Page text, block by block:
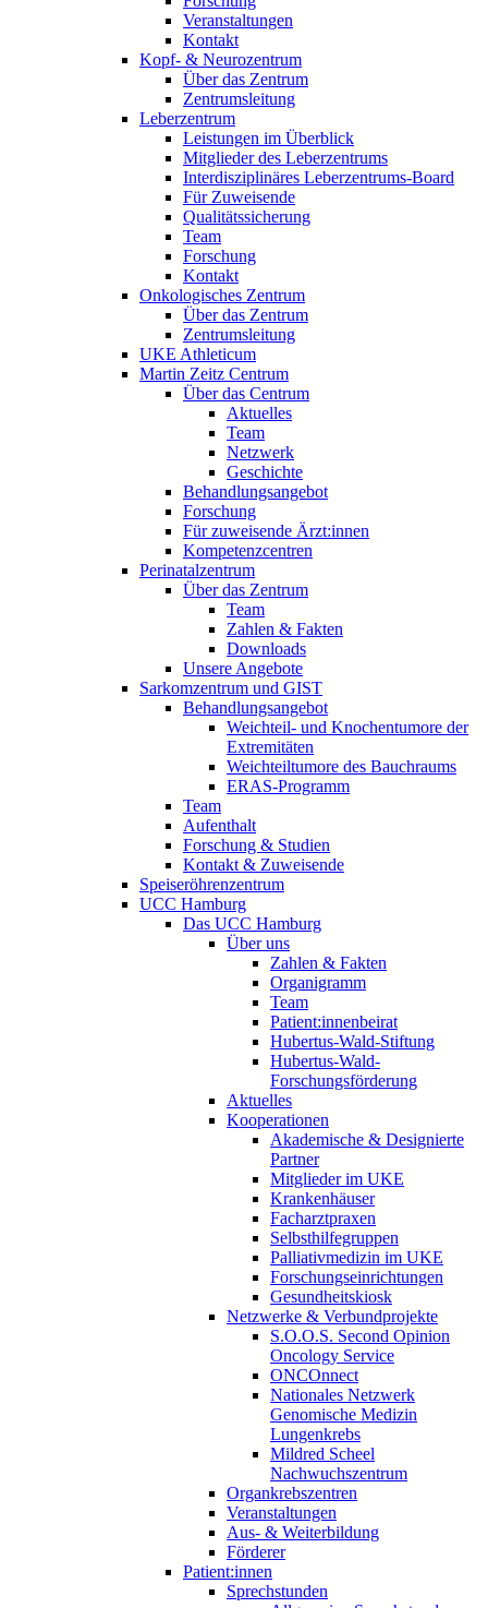
Veranstaltungen
Kontakt
Kopf- & Neurozentrum
Über das Zentrum
Zentrumsleitung
Leberzentrum
Leistungen im Überblick
Mitglieder des Leberzentrums
Interdisziplinäres Leberzentrums-Board
Für Zuweisende
Qualitätssicherung
Team
Forschung
Kontakt
Onkologisches Zentrum
Über das Zentrum
Zentrumsleitung
UKE Athleticum
Martin Zeitz Centrum
Über das Centrum
Aktuelles
Team
Netzwerk
Geschichte
Behandlungsangebot
Forschung
Für zuweisende Ärzt:innen
Kompetenzcentren
Perinatalzentrum
Über das Zentrum
Team
Zahlen & Fakten
Downloads
Unsere Angebote
Sarkomzentrum und GIST
Behandlungsangebot
Weichteil- und Knochentumore der
Extremitäten
Weichteiltumore des Bauchraums
ERAS-Programm
Team
Aufenthalt
Forschung & Studien
Kontakt & Zuweisende
Speiseröhrenzentrum
UCC Hamburg
Das UCC Hamburg
Über uns
Zahlen & Fakten
Organigramm
Team
Patient:innenbeirat
Hubertus-Wald-Stiftung
Hubertus-Wald-
Forschungsförderung
Aktuelles
Kooperationen
Akademische & Designierte
Partner
Mitglieder im UKE
Krankenhäuser
Facharztpraxen
Selbsthilfegruppen
Palliativmedizin im UKE
Forschungseinrichtungen
Gesundheitskiosk
Netzwerke & Verbundprojekte
S.O.O.S. Second Opinion
Oncology Service
ONCOnnect
Nationales Netzwerk
Genomische Medizin
Lungenkrebs
Mildred Scheel
Nachwuchszentrum
Organkrebszentren
Veranstaltungen
Aus- & Weiterbildung
Förderer
Patient:innen
Sprechstunden